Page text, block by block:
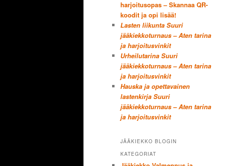
harjoitusopas – Skannaa QR-
koodit ja opi lisää!
Lasten liikunta Suuri
jääkiekkoturnaus – Aten tarina
ja harjoitusvinkit
Urheilutarina Suuri
jääkiekkoturnaus – Aten tarina
ja harjoitusvinkit
Hauska ja opettavainen
lastenkirja Suuri
jääkiekkoturnaus – Aten tarina
ja harjoitusvinkit
JÄÄKIEKKO BLOGIN
KATEGORIAT